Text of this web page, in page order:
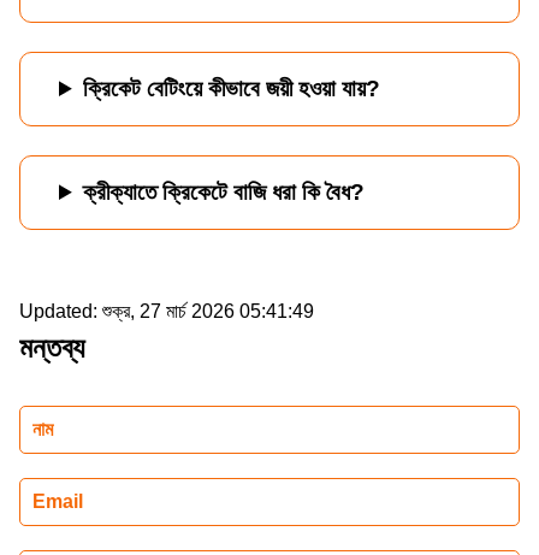
ক্রিকেট বেটিংয়ে কীভাবে জয়ী হওয়া যায়?
ক্রীক্যাতে ক্রিকেটে বাজি ধরা কি বৈধ?
Updated:শুক্র, 27 মার্চ 2026 05:41:49
মন্তব্য